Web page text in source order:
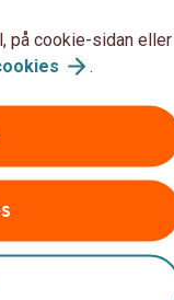
du
är
på cookie-sidan eller
.